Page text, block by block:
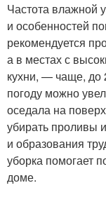
Частота влажной
и особенностей
рекомендуется
а в местах с
кухни, — чаще, до
погоду можно
оседала на
убирать проливы
и образования
уборка помогает
доме.